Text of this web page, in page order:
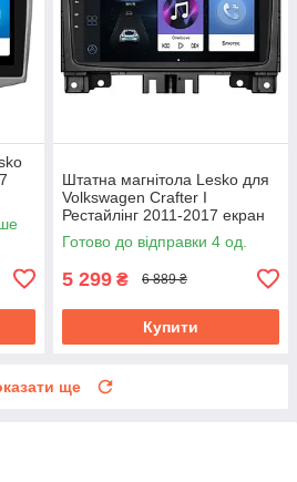
Штатна магнітола Lesko для
Volkswagen Crafter I
Рестайлінг 2011-2017 екран
9" 1/16Gb Wi-Fi GPS Base
Готово до відправки 4 од.
5 299 ₴ 6 889 ₴
Купити
ще